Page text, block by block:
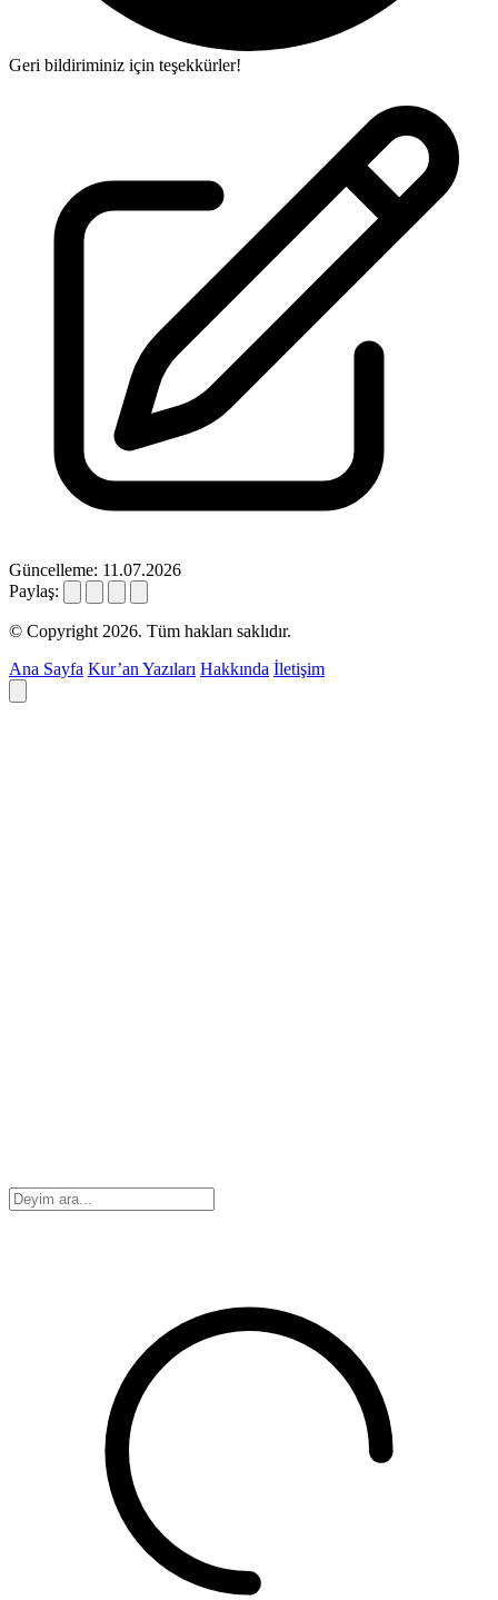
Geri bildiriminiz için teşekkürler!
Güncelleme: 11.07.2026
Paylaş:
© Copyright 2026. Tüm hakları saklıdır.
Ana Sayfa Kur’an Yazıları Hakkında İletişim